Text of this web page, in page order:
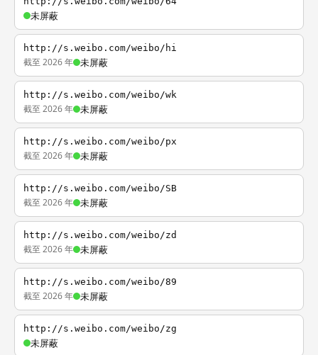
未屏蔽
http://s.weibo.com/weibo/hi
截至 2026 年 未屏蔽
http://s.weibo.com/weibo/wk
截至 2026 年 未屏蔽
http://s.weibo.com/weibo/px
截至 2026 年 未屏蔽
http://s.weibo.com/weibo/SB
截至 2026 年 未屏蔽
http://s.weibo.com/weibo/zd
截至 2026 年 未屏蔽
http://s.weibo.com/weibo/89
截至 2026 年 未屏蔽
http://s.weibo.com/weibo/zg
未屏蔽